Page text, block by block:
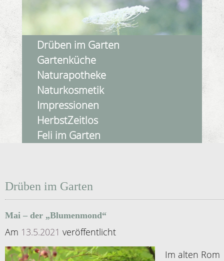
Drüben im Garten
Gartenküche
Naturapotheke
Naturkosmetik
Impressionen
HerbstZeitlos
Feli im Garten
Drüben im Garten
Mai – der „Blumenmond“
Am 13.5.2021 veröffentlicht
Im alten Rom